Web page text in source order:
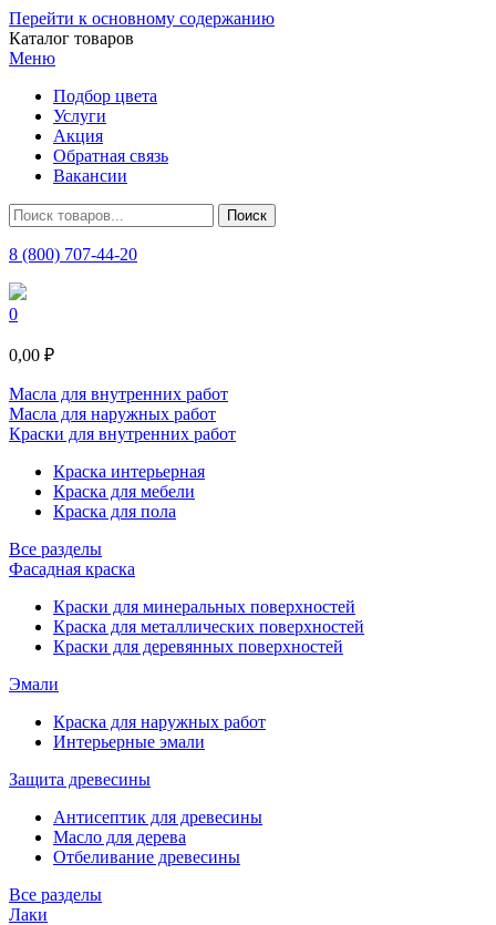
Перейти к основному содержанию
Каталог товаров
Меню
Подбор цвета
Услуги
Акция
Обратная связь
Вакансии
8 (800) 707-44-20
0
0,00 ₽
Масла для внутренних работ
Масла для наружных работ
Краски для внутренних работ
Краска интерьерная
Краска для мебели
Краска для пола
Все разделы
Фасадная краска
Краски для минеральных поверхностей
Краска для металлических поверхностей
Краски для деревянных поверхностей
Эмали
Краска для наружных работ
Интерьерные эмали
Защита древесины
Антисептик для древесины
Масло для дерева
Отбеливание древесины
Все разделы
Лаки